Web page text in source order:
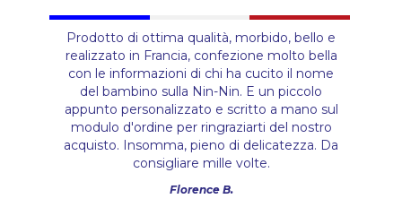
Prodotto di ottima qualità, morbido, bello e
realizzato in Francia, confezione molto bella
con le informazioni di chi ha cucito il nome
del bambino sulla Nin-Nin. E un piccolo
appunto personalizzato e scritto a mano sul
modulo d'ordine per ringraziarti del nostro
acquisto. Insomma, pieno di delicatezza. Da
consigliare mille volte.
Florence B.